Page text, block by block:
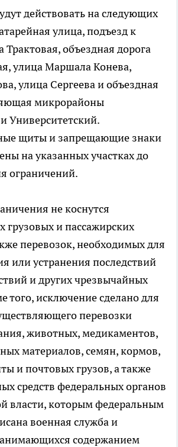
действовать на следующих
улица, подъезд к
Трактовая, объездная дорога
улица Маршала Конева,
улица Сергеева и объездная
микрорайоны
Университетский.
щиты и запрещающие знаки
на указанных участках до
ограничений.
не коснутся
грузовых и пассажирских
перевозок, необходимых для
или устранения последствий
и других чрезвычайных
того, исключение сделано для
перевозки
животных, медикаментов,
материалов, семян, кормов,
и почтовых грузов, а также
средств федеральных органов
власти, которым федеральным
военная служба и
содержанием